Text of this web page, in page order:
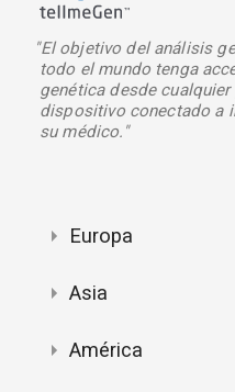
"El objetivo del análisis
todo el mundo tenga
genética desde
dispositivo conectado a
su médico."
Europa
Asia
América